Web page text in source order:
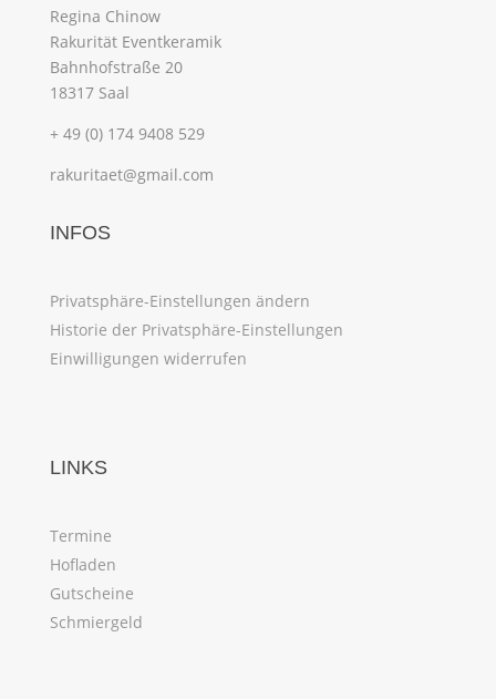
Regina Chinow
Rakurität Eventkeramik
Bahnhofstraße 20
18317 Saal
+ 49 (0) 174 9408 529
rakuritaet@gmail.com
INFOS
Privatsphäre-Einstellungen ändern
Historie der Privatsphäre-Einstellungen
Einwilligungen widerrufen
LINKS
Termine
Hofladen
Gutscheine
Schmiergeld